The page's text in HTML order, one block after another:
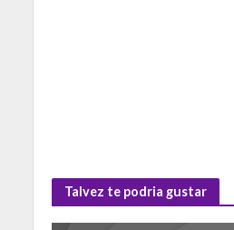
Talvez te podria gustar